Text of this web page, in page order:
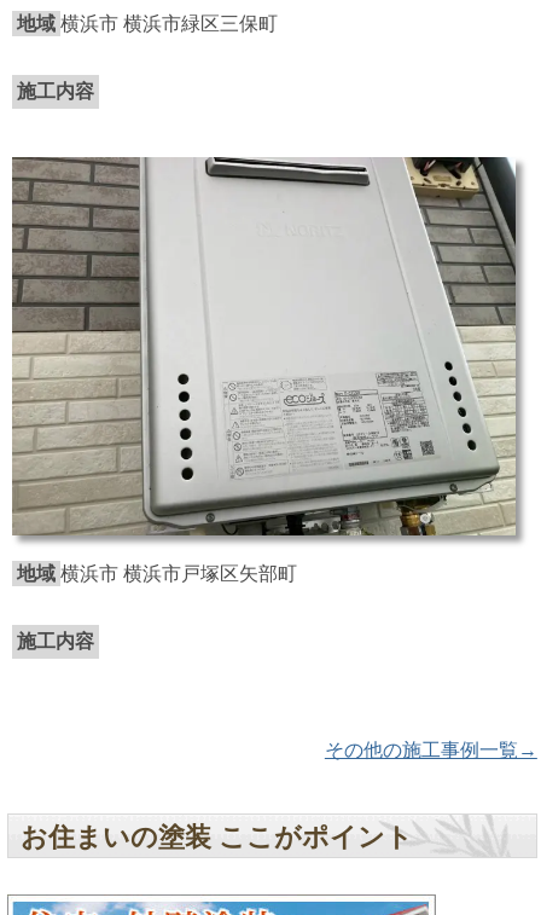
地域 横浜市 横浜市緑区三保町
施工内容
地域 横浜市 横浜市戸塚区矢部町
施工内容
その他の施工事例一覧→
お住まいの塗装 ここがポイント